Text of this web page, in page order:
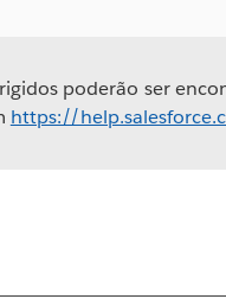
poderão ser
https://